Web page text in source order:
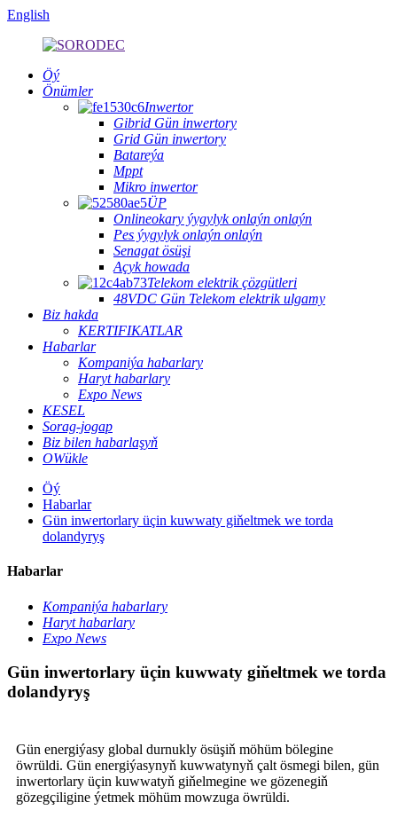
English
Öý
Önümler
Inwertor
Gibrid Gün inwertory
Grid Gün inwertory
Batareýa
Mppt
Mikro inwertor
ÜP
Onlineokary ýygylyk onlaýn onlaýn
Pes ýygylyk onlaýn onlaýn
Senagat ösüşi
Açyk howada
Telekom elektrik çözgütleri
48VDC Gün Telekom elektrik ulgamy
Biz hakda
KERTIFIKATLAR
Habarlar
Kompaniýa habarlary
Haryt habarlary
Expo News
KESEL
Sorag-jogap
Biz bilen habarlaşyň
OWükle
Öý
Habarlar
Gün inwertorlary üçin kuwwaty giňeltmek we torda
dolandyryş
Habarlar
Kompaniýa habarlary
Haryt habarlary
Expo News
Gün inwertorlary üçin kuwwaty giňeltmek we torda
dolandyryş
Gün energiýasy global durnukly ösüşiň möhüm bölegine
öwrüldi. Gün energiýasynyň kuwwatynyň çalt ösmegi bilen, gün
inwertorlary üçin kuwwatyň giňelmegine we gözenegiň
gözegçiligine ýetmek möhüm mowzuga öwrüldi.